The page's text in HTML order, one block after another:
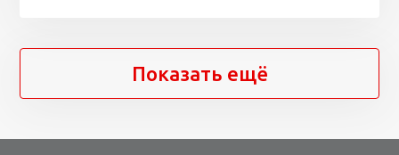
Показать ещё